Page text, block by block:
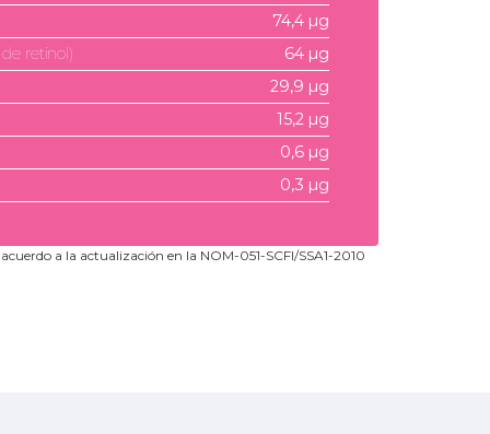
74,4 µg
retinol)
64 µg
29,9 µg
15,2 µg
0,6 µg
0,3 µg
a la actualización en la NOM-051-SCFI/SSA1-2010